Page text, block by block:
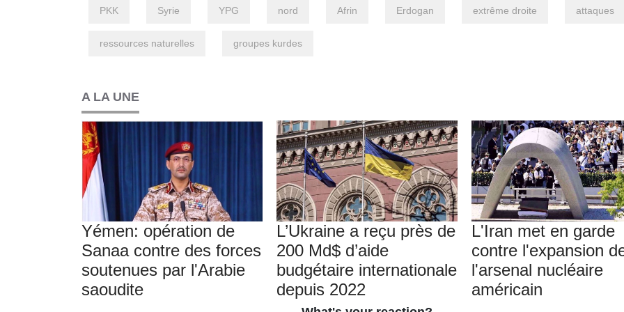
PKK Syrie YPG nord Afrin Erdogan extrême droite attaques
ressources naturelles groupes kurdes
A LA UNE
Yémen: opération de
Sanaa contre des forces
soutenues par l'Arabie
saoudite
L’Ukraine a reçu près de
200 Md$ d’aide
budgétaire internationale
depuis 2022
L'Iran met en garde
contre l'expansion
l'arsenal nucléaire
américain